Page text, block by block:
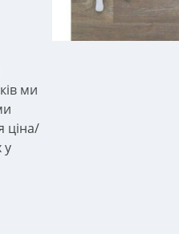
ми
ціна/
у